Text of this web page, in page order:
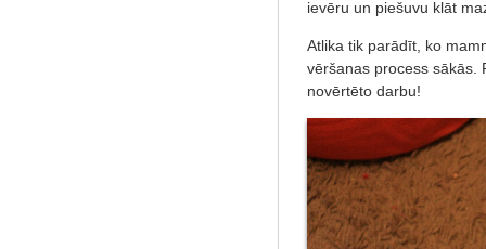
ievēru un piešuvu klāt
Atlika tik parādīt, ko
vēršanas process sākās.
novērtēto darbu!